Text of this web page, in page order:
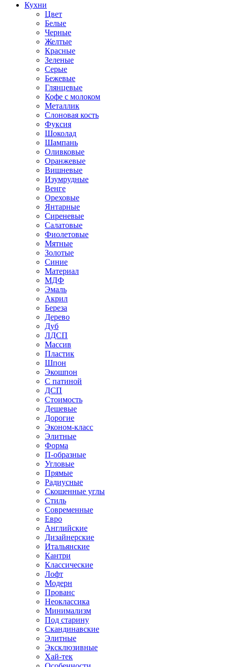
Кухни
Цвет
Белые
Черные
Желтые
Красные
Зеленые
Серые
Бежевые
Глянцевые
Кофе с молоком
Металлик
Слоновая кость
Фуксия
Шоколад
Шампань
Оливковые
Оранжевые
Вишневые
Изумрудные
Венге
Ореховые
Янтарные
Сиреневые
Салатовые
Фиолетовые
Мятные
Золотые
Синие
Материал
МДФ
Эмаль
Акрил
Береза
Дерево
Дуб
ЛДСП
Массив
Пластик
Шпон
Экошпон
С патиной
ДСП
Стоимость
Дешевые
Дорогие
Эконом-класс
Элитные
Форма
П-образные
Угловые
Прямые
Радиусные
Скошенные углы
Стиль
Современные
Евро
Английские
Дизайнерские
Итальянские
Кантри
Классические
Лофт
Модерн
Прованс
Неоклассика
Минимализм
Под старину
Скандинавские
Элитные
Эксклюзивные
Хай-тек